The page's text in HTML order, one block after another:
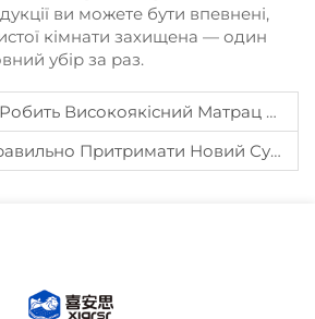
ви можете бути впевнені,
кімнати захищена — один
убір за раз.
Високоякісний Матрац Придатним Для Розумних Ліжок?
Притримати Новий Сучасний Матрац Для Більшого Комфорту?